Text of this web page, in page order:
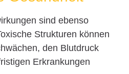
sind ebenso
Strukturen können
den Blutdruck
Erkrankungen